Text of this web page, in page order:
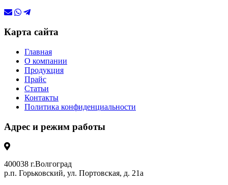
Карта сайта
Главная
О компании
Продукция
Прайс
Статьи
Контакты
Политика конфиденциальности
Адрес и режим работы
400038 г.Волгоград
р.п. Горьковский, ул. Портовская, д. 21а